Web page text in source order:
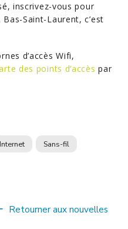
inscrivez-vous pour
Bas-Saint-Laurent, c’est
d’accès Wifi,
des points d’accès par
Internet Sans-fil
Retourner aux nouvelles